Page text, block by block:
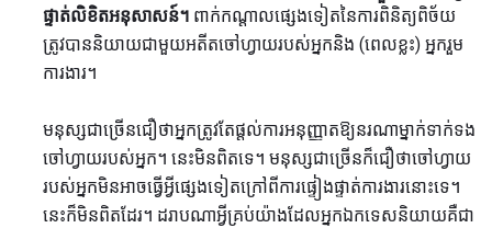
ផ្ទាត់លិខិតអនុសាសន៍។ ពាក់កណ្តាលផ្សេងទៀតនៃការពិនិត្យពិច័យ
ត្រូវបាននិយាយជាមួយអតីតចៅហ្វាយរបស់អ្នកនិង (ពេលខ្លះ) អ្នករួម
ការងារ។
មនុស្សជាច្រើនជឿថាអ្នកត្រូវតែផ្តល់ការអនុញ្ញាតឱ្យនរណាម្នាក់ទាក់ទង
ចៅហ្វាយរបស់អ្នក។ នេះមិនពិតទេ។ មនុស្សជាច្រើនក៏ជឿថាចៅហ្វាយ
របស់អ្នកមិនអាចធ្វើអ្វីផ្សេងទៀតក្រៅពីការផ្ទៀងផ្ទាត់ការងារនោះទេ។
នេះក៏មិនពិតដែរ។ ដរាបណាអ្វីគ្រប់យ៉ាងដែលអ្នកឯកទេសនិយាយគឺជា